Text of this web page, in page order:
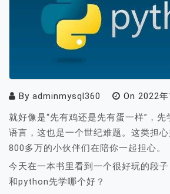
By adminmysql360 On 2022
就好像是“先有鸡还是先有蛋一样”，
语言，这也是一个世纪难题。这类担
800多万的小伙伴们在陪你一起担心。
今天在一本书里看到一个很好玩的段
和python先学哪个好？